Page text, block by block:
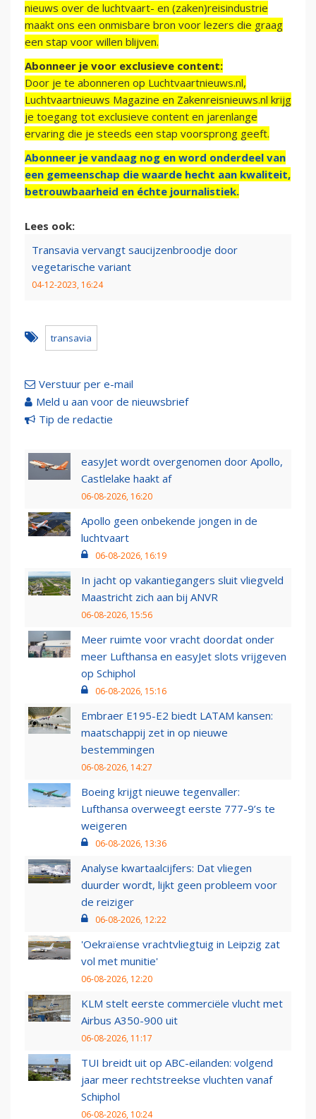
nieuws over de luchtvaart- en (zaken)reisindustrie
maakt ons een onmisbare bron voor lezers die graag
een stap voor willen blijven.
Abonneer je voor exclusieve content:
Door je te abonneren op Luchtvaartnieuws.nl,
Luchtvaartnieuws Magazine en Zakenreisnieuws.nl krijg
je toegang tot exclusieve content en jarenlange
ervaring die je steeds een stap voorsprong geeft.
Abonneer je vandaag nog en word onderdeel van
een gemeenschap die waarde hecht aan kwaliteit,
betrouwbaarheid en échte journalistiek.
Lees ook:
Transavia vervangt saucijzenbroodje door
vegetarische variant
04-12-2023, 16:24
transavia
Verstuur per e-mail
Meld u aan voor de nieuwsbrief
Tip de redactie
easyJet wordt overgenomen door Apollo,
Castlelake haakt af
06-08-2026, 16:20
Apollo geen onbekende jongen in de
luchtvaart
06-08-2026, 16:19
In jacht op vakantiegangers sluit vliegveld
Maastricht zich aan bij ANVR
06-08-2026, 15:56
Meer ruimte voor vracht doordat onder
meer Lufthansa en easyJet slots vrijgeven
op Schiphol
06-08-2026, 15:16
Embraer E195-E2 biedt LATAM kansen:
maatschappij zet in op nieuwe
bestemmingen
06-08-2026, 14:27
Boeing krijgt nieuwe tegenvaller:
Lufthansa overweegt eerste 777-9’s te
weigeren
06-08-2026, 13:36
Analyse kwartaalcijfers: Dat vliegen
duurder wordt, lijkt geen probleem voor
de reiziger
06-08-2026, 12:22
'Oekraïense vrachtvliegtuig in Leipzig zat
vol met munitie'
06-08-2026, 12:20
KLM stelt eerste commerciële vlucht met
Airbus A350-900 uit
06-08-2026, 11:17
TUI breidt uit op ABC-eilanden: volgend
jaar meer rechtstreekse vluchten vanaf
Schiphol
06-08-2026, 10:24